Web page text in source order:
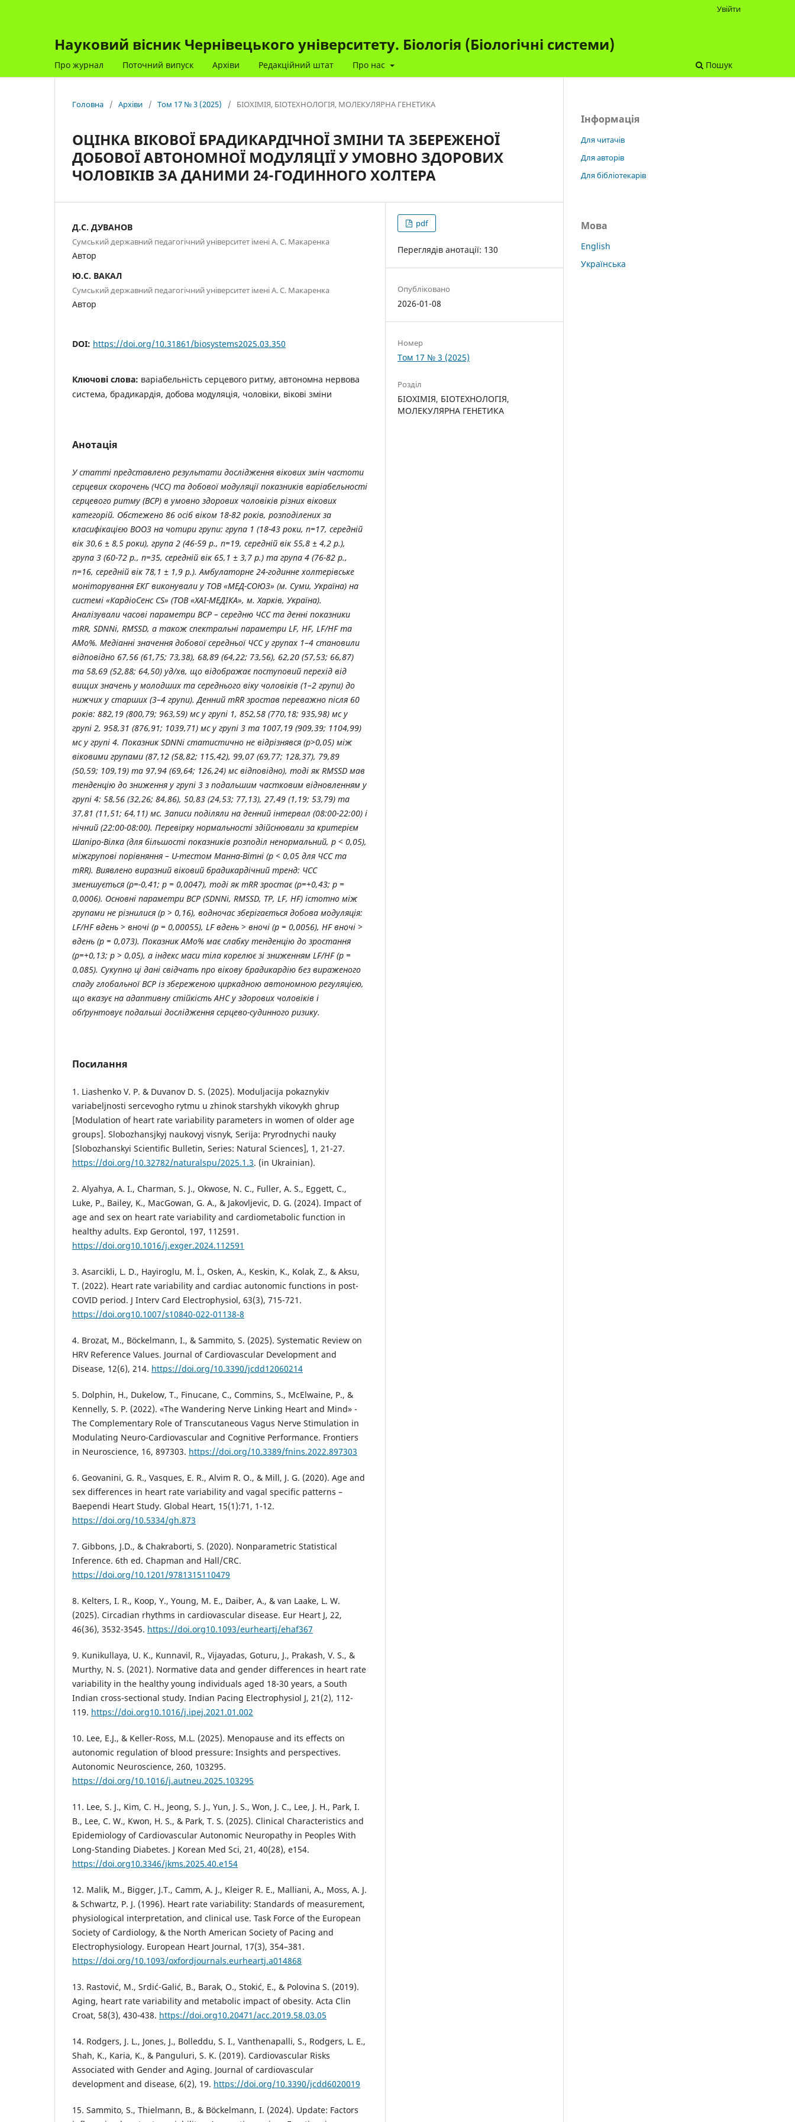
Науковий вісник Чернівецького університету. Біологія (Біологічні системи)
Про журнал Поточний випуск Архіви Редакційний штат Про нас Пошук
Увійти
Головна / Архіви / Том 17 № 3 (2025) / БІОХІМІЯ, БІОТЕХНОЛОГІЯ, МОЛЕКУЛЯРНА ГЕНЕТИКА
ОЦІНКА ВІКОВОЇ БРАДИКАРДІЧНОЇ ЗМІНИ ТА ЗБЕРЕЖЕНОЇ
ДОБОВОЇ АВТОНОМНОЇ МОДУЛЯЦІЇ У УМОВНО ЗДОРОВИХ
ЧОЛОВІКІВ ЗА ДАНИМИ 24-ГОДИННОГО ХОЛТЕРА
Д.С. ДУВАНОВ
Сумський державний педагогічний університет імені А. С. Макаренка
Автор
Ю.С. ВАКАЛ
Сумський державний педагогічний університет імені А. С. Макаренка
Автор
DOI: https://doi.org/10.31861/biosystems2025.03.350
Ключові слова: варіабельність серцевого ритму, автономна нервова
система, брадикардія, добова модуляція, чоловіки, вікові зміни
Анотація
У статті представлено результати дослідження вікових змін частоти
серцевих скорочень (ЧСС) та добової модуляції показників варіабельності
серцевого ритму (ВСР) в умовно здорових чоловіків різних вікових
категорій. Обстежено 86 осіб віком 18-82 років, розподілених за
класифікацією ВООЗ на чотири групи: група 1 (18-43 роки, n=17, середній
вік 30,6 ± 8,5 роки), група 2 (46-59 р., n=19, середній вік 55,8 ± 4,2 р.),
група 3 (60-72 р., n=35, середній вік 65,1 ± 3,7 р.) та група 4 (76-82 р.,
n=16, середній вік 78,1 ± 1,9 р.). Амбулаторне 24-годинне холтерівське
моніторування ЕКГ виконували у ТОВ «МЕД-СОЮЗ» (м. Суми, Україна) на
системі «КардіоСенс CS» (ТОВ «ХАІ-МЕДІКА», м. Харків, Україна).
Аналізували часові параметри ВСР – середню ЧСС та денні показники
mRR, SDNNi, RMSSD, а також спектральні параметри LF, HF, LF/HF та
AMo%. Медіанні значення добової середньої ЧСС у групах 1–4 становили
відповідно 67,56 (61,75; 73,38), 68,89 (64,22; 73,56), 62,20 (57,53; 66,87)
та 58,69 (52,88; 64,50) уд/хв, що відображає поступовий перехід від
вищих значень у молодших та середнього віку чоловіків (1–2 групи) до
нижчих у старших (3–4 групи). Денний mRR зростав переважно після 60
років: 882,19 (800,79; 963,59) мс у групі 1, 852,58 (770,18; 935,98) мс у
групі 2, 958,31 (876,91; 1039,71) мс у групі 3 та 1007,19 (909,39; 1104,99)
мс у групі 4. Показник SDNNi статистично не відрізнявся (p>0,05) між
віковими групами (87,12 (58,82; 115,42), 99,07 (69,77; 128,37), 79,89
(50,59; 109,19) та 97,94 (69,64; 126,24) мс відповідно), тоді як RMSSD мав
тенденцію до зниження у групі 3 з подальшим частковим відновленням у
групі 4: 58,56 (32,26; 84,86), 50,83 (24,53; 77,13), 27,49 (1,19; 53,79) та
37,81 (11,51; 64,11) мс. Записи поділяли на денний інтервал (08:00-22:00) і
нічний (22:00-08:00). Перевірку нормальності здійснювали за критерієм
Шапіро-Вілка (для більшості показників розподіл ненормальний, p < 0,05),
міжгрупові порівняння – U-тестом Манна-Вітні (p < 0,05 для ЧСС та
mRR). Виявлено виразний віковий брадикардічний тренд: ЧСС
зменшується (ρ=-0,41; p = 0,0047), тоді як mRR зростає (ρ=+0,43; p =
0,0006). Основні параметри ВСР (SDNNi, RMSSD, TP, LF, HF) істотно між
групами не різнилися (p > 0,16), водночас зберігається добова модуляція:
LF/HF вдень > вночі (p = 0,00055), LF вдень > вночі (p = 0,0056), HF вночі >
вдень (p = 0,073). Показник AMo% має слабку тенденцію до зростання
(ρ=+0,13; p > 0,05), а індекс маси тіла корелює зі зниженням LF/HF (p =
0,085). Сукупно ці дані свідчать про вікову брадикардію без вираженого
спаду глобальної ВСР із збереженою циркадною автономною регуляцією,
що вказує на адаптивну стійкість АНС у здорових чоловіків і
обґрунтовує подальші дослідження серцево-судинного ризику.
Посилання
1. Liashenko V. P. & Duvanov D. S. (2025). Moduljacija pokaznykiv
variabeljnosti sercevogho rytmu u zhinok starshykh vikovykh ghrup
[Modulation of heart rate variability parameters in women of older age
groups]. Slobozhansjkyj naukovyj visnyk, Serija: Pryrodnychi nauky
[Slobozhanskyi Scientific Bulletin, Series: Natural Sciences], 1, 21-27.
https://doi.org/10.32782/naturalspu/2025.1.3. (in Ukrainian).
2. Alyahya, A. I., Charman, S. J., Okwose, N. C., Fuller, A. S., Eggett, C.,
Luke, P., Bailey, K., MacGowan, G. A., & Jakovljevic, D. G. (2024). Impact of
age and sex on heart rate variability and cardiometabolic function in
healthy adults. Exp Gerontol, 197, 112591.
https://doi.org10.1016/j.exger.2024.112591
3. Asarcikli, L. D., Hayiroglu, M. İ., Osken, A., Keskin, K., Kolak, Z., & Aksu,
T. (2022). Heart rate variability and cardiac autonomic functions in post-
COVID period. J Interv Card Electrophysiol, 63(3), 715-721.
https://doi.org10.1007/s10840-022-01138-8
4. Brozat, M., Böckelmann, I., & Sammito, S. (2025). Systematic Review on
HRV Reference Values. Journal of Cardiovascular Development and
Disease, 12(6), 214. https://doi.org/10.3390/jcdd12060214
5. Dolphin, H., Dukelow, T., Finucane, C., Commins, S., McElwaine, P., &
Kennelly, S. P. (2022). «The Wandering Nerve Linking Heart and Mind» -
The Complementary Role of Transcutaneous Vagus Nerve Stimulation in
Modulating Neuro-Cardiovascular and Cognitive Performance. Frontiers
in Neuroscience, 16, 897303. https://doi.org/10.3389/fnins.2022.897303
6. Geovanini, G. R., Vasques, E. R., Alvim R. O., & Mill, J. G. (2020). Age and
sex differences in heart rate variability and vagal specific patterns –
Baependi Heart Study. Global Heart, 15(1):71, 1-12.
https://doi.org/10.5334/gh.873
7. Gibbons, J.D., & Chakraborti, S. (2020). Nonparametric Statistical
Inference. 6th ed. Chapman and Hall/CRC.
https://doi.org/10.1201/9781315110479
8. Kelters, I. R., Koop, Y., Young, M. E., Daiber, A., & van Laake, L. W.
(2025). Circadian rhythms in cardiovascular disease. Eur Heart J, 22,
46(36), 3532-3545. https://doi.org10.1093/eurheartj/ehaf367
9. Kunikullaya, U. K., Kunnavil, R., Vijayadas, Goturu, J., Prakash, V. S., &
Murthy, N. S. (2021). Normative data and gender differences in heart rate
variability in the healthy young individuals aged 18-30 years, a South
Indian cross-sectional study. Indian Pacing Electrophysiol J, 21(2), 112-
119. https://doi.org10.1016/j.ipej.2021.01.002
10. Lee, E.J., & Keller-Ross, M.L. (2025). Menopause and its effects on
autonomic regulation of blood pressure: Insights and perspectives.
Autonomic Neuroscience, 260, 103295.
https://doi.org/10.1016/j.autneu.2025.103295
11. Lee, S. J., Kim, C. H., Jeong, S. J., Yun, J. S., Won, J. C., Lee, J. H., Park, I.
B., Lee, C. W., Kwon, H. S., & Park, T. S. (2025). Clinical Characteristics and
Epidemiology of Cardiovascular Autonomic Neuropathy in Peoples With
Long-Standing Diabetes. J Korean Med Sci, 21, 40(28), e154.
https://doi.org10.3346/jkms.2025.40.e154
12. Malik, M., Bigger, J.T., Camm, A. J., Kleiger R. E., Malliani, A., Moss, A. J.
& Schwartz, P. J. (1996). Heart rate variability: Standards of measurement,
physiological interpretation, and clinical use. Task Force of the European
Society of Cardiology, & the North American Society of Pacing and
Electrophysiology. European Heart Journal, 17(3), 354–381.
https://doi.org/10.1093/oxfordjournals.eurheartj.a014868
13. Rastović, M., Srdić-Galić, B., Barak, O., Stokić, E., & Polovina S. (2019).
Aging, heart rate variability and metabolic impact of obesity. Acta Clin
Croat, 58(3), 430-438. https://doi.org10.20471/acc.2019.58.03.05
14. Rodgers, J. L., Jones, J., Bolleddu, S. I., Vanthenapalli, S., Rodgers, L. E.,
Shah, K., Karia, K., & Panguluri, S. K. (2019). Cardiovascular Risks
Associated with Gender and Aging. Journal of cardiovascular
development and disease, 6(2), 19. https://doi.org/10.3390/jcdd6020019
15. Sammito, S., Thielmann, B., & Böckelmann, I. (2024). Update: Factors
pdf
Переглядів анотації: 130
Опубліковано
2026-01-08
Номер
Том 17 № 3 (2025)
Розділ
БІОХІМІЯ, БІОТЕХНОЛОГІЯ,
МОЛЕКУЛЯРНА ГЕНЕТИКА
Інформація
Для читачів
Для авторів
Для бібліотекарів
Мова
English
Українська